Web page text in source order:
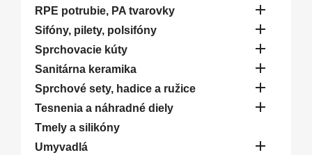
RPE potrubie, PA tvarovky 
Sifóny, pilety, polsifóny 
Sprchovacie kúty 
Sanitárna keramika 
Sprchové sety, hadice a ružice 
Tesnenia a náhradné diely 
Tmely a silikóny
Umyvadlá
